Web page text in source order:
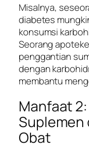
Misalnya,
diabetes
konsumsi
Seorang
penggantian
dengan
membantu
Manfaat
Suplemen
Obat